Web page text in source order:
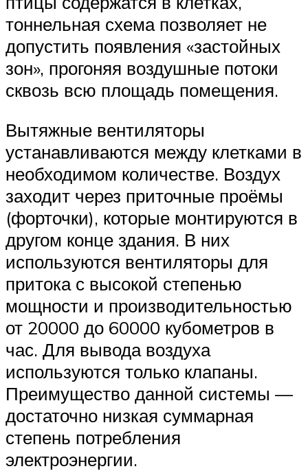
тоннельная схема позволяет не
допустить появления «застойных
зон», прогоняя воздушные потоки
сквозь всю площадь помещения.
Вытяжные вентиляторы
устанавливаются между клетками в
необходимом количестве. Воздух
заходит через приточные проёмы
(форточки), которые монтируются в
другом конце здания. В них
используются вентиляторы для
притока с высокой степенью
мощности и производительностью
от 20000 до 60000 кубометров в
час. Для вывода воздуха
используются только клапаны.
Преимущество данной системы —
достаточно низкая суммарная
степень потребления
электроэнергии.